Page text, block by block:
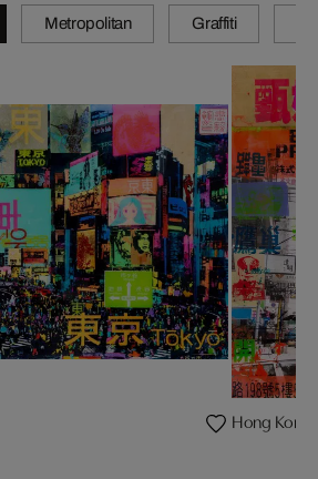
Metropolitan Graffiti
Hong Kong